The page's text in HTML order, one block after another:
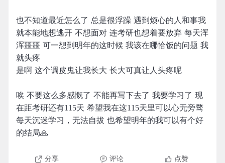
也不知道最近怎么了 总是很浮躁 遇到烦心的人和事我
就本能地想逃开 不想面对 连考研也想着要放弃 每天浑
浑噩噩 可一想到明年的这时候 我该在哪恰饭的问题 我
就头疼
是啊 这个调皮鬼让我长大 长大可真让人头疼呢
唉 不要这么多感慨了 不能再写下去了 我要学习了 现
在距考研还有115天 希望我在这115天里可以心无旁骛
每天沉迷学习，无法自拔 也希望明年的我可以有个好
的结局🙏
分享 评论 点赞